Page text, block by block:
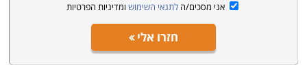
אני מסכים/ה לתנאי השימוש ומדיניות הפרטיות
חזרו אלי